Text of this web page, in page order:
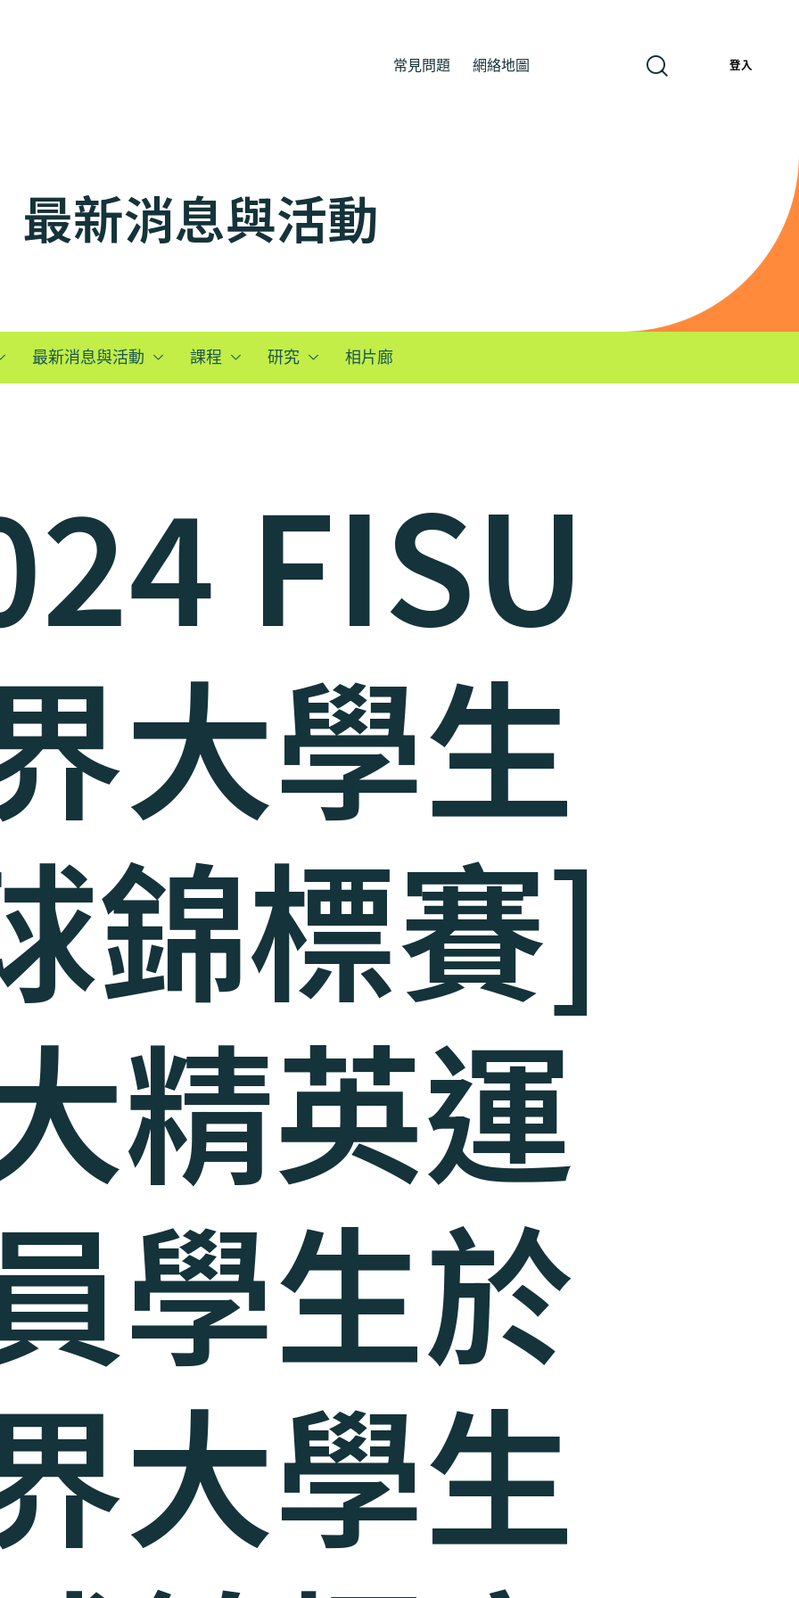
常見問題 網絡地圖 登入
最新消息與活動
最新消息與活動 課程 研究 相片廊
FISU
大學生
錦標賽]
精英運
學生於
大學生